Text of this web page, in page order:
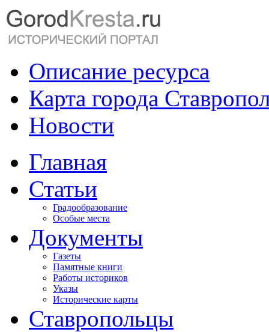
Описание ресурса
Карта города
Новости
Главная
Статьи
Градообразование
Особые места
Документы
Газеты
Памятные книги
Работы историков
Указы
Исторические карты
Ставропольцы